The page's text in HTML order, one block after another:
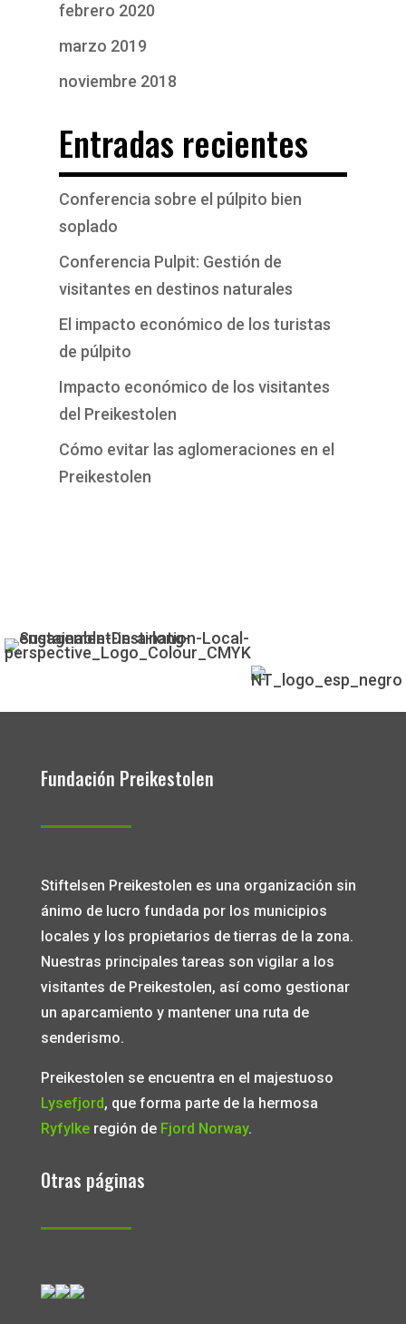
febrero 2020
marzo 2019
noviembre 2018
Entradas recientes
Conferencia sobre el púlpito bien
soplado
Conferencia Pulpit: Gestión de
visitantes en destinos naturales
El impacto económico de los turistas
de púlpito
Impacto económico de los visitantes
del Preikestolen
Cómo evitar las aglomeraciones en el
Preikestolen
Fundación Preikestolen
Stiftelsen Preikestolen es una organización sin
ánimo de lucro fundada por los municipios
locales y los propietarios de tierras de la zona.
Nuestras principales tareas son vigilar a los
visitantes de Preikestolen, así como gestionar
un aparcamiento y mantener una ruta de
senderismo.
Preikestolen se encuentra en el majestuoso
Lysefjord, que forma parte de la hermosa
Ryfylkeregión de Fjord Norway.
Otras páginas